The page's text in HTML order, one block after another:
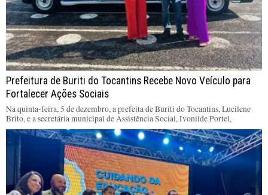
Prefeitura de Buriti do Tocantins Recebe Novo Veículo para
Fortalecer Ações Sociais
Na quinta-feira, 5 de dezembro, a prefeita de Buriti do Tocantins, Lucilene
Brito, e a secretária municipal de Assistência Social, Ivonilde Portel,